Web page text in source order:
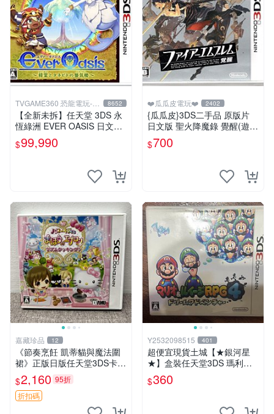
TVGAME360 恐龍電玩-台
中店
8652
【全新未拆】任天堂 3DS 永
恆綠洲 EVER OASIS 日文版
日版 日本機專用【台中恐龍
電玩】
$99,990
❤️瓜瓜皮電玩❤️ 2402
{瓜瓜皮}3DS二手品 原版片
日文版 聖火降魔錄 覺醒(遊戲
都能回收)
$700
嘉藏珍品 12
《節奏烹飪 凱蒂貓與魔法圍
裙》正版日版任天堂3DS卡帶
1張，同時購第二張起可減
張， 成色如圖，原相機拍
攝，一卡一拍，因相機，光線
環境等因素，成色可能
$2,160 95折
折扣碼
Y2532098515 401
超便宜現貨土城【★銀河星
★】盒裝任天堂3DS 瑪利歐
與路易吉RPG 4 夢境冒險 .日
文版日機專用3DS~
$360